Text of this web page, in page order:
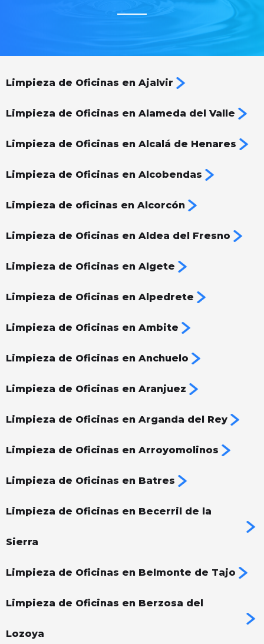
Limpieza de Oficinas en Ajalvir
Limpieza de Oficinas en Alameda del Valle
Limpieza de Oficinas en Alcalá de Henares
Limpieza de Oficinas en Alcobendas
Limpieza de oficinas en Alcorcón
Limpieza de Oficinas en Aldea del Fresno
Limpieza de Oficinas en Algete
Limpieza de Oficinas en Alpedrete
Limpieza de Oficinas en Ambite
Limpieza de Oficinas en Anchuelo
Limpieza de Oficinas en Aranjuez
Limpieza de Oficinas en Arganda del Rey
Limpieza de Oficinas en Arroyomolinos
Limpieza de Oficinas en Batres
Limpieza de Oficinas en Becerril de la
Sierra
Limpieza de Oficinas en Belmonte de Tajo
Limpieza de Oficinas en Berzosa del
Lozoya